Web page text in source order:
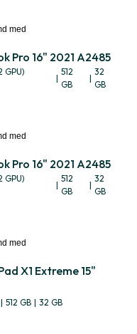
Pro 16" 2021 A2485
GPU)
|
512
GB
|
32
GB
Pro 16" 2021 A2485
GPU)
|
512
GB
|
32
GB
X1 Extreme 15"
| 512 GB | 32 GB